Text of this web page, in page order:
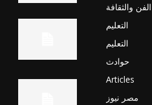
الفن والثقافة
التعليم
التعليم
حوادث
Articles
مصر نيوز